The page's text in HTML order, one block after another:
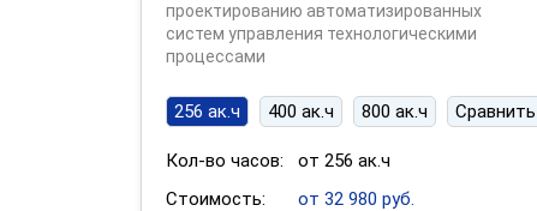
проектированию автоматизированных
систем управления технологическими
процессами
256 ак.ч 400 ак.ч 800 ак.ч Сравнить
Кол-во часов:
от 256 ак.ч
Стоимость:
от 32 980 руб.